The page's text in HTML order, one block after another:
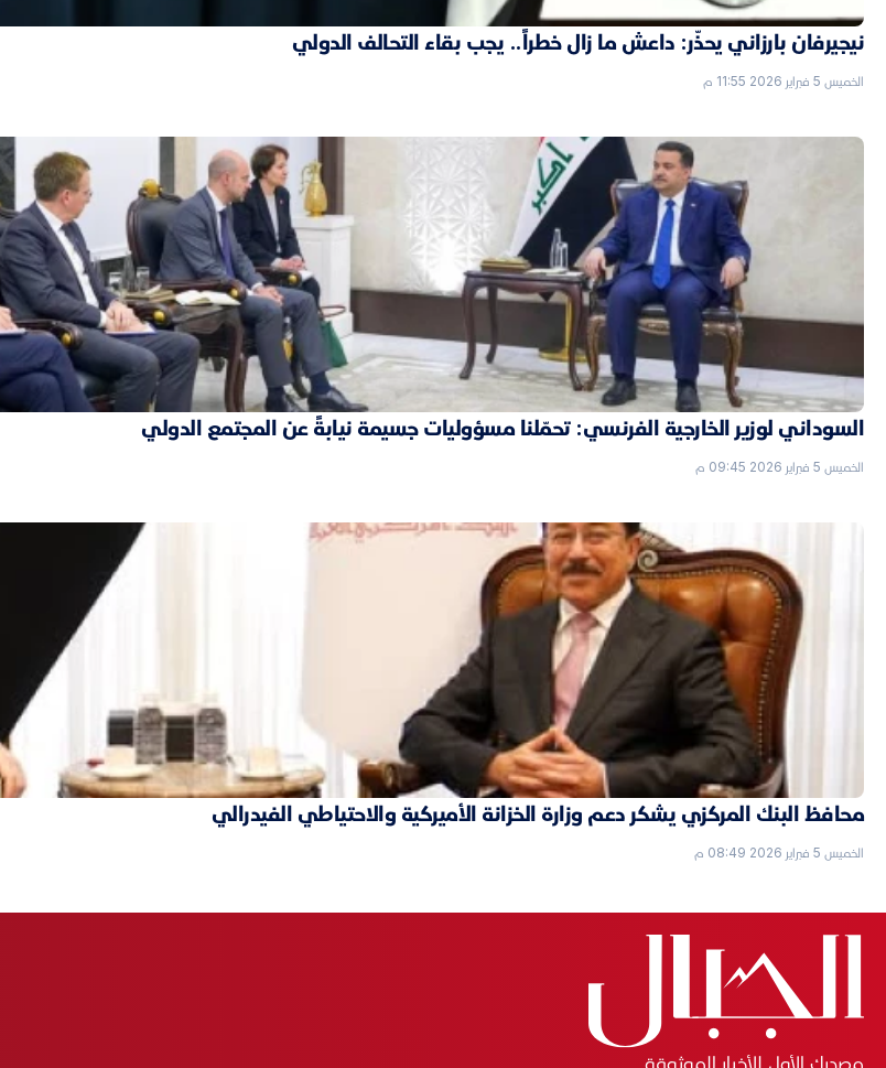
نيجيرفان بارزاني يحذّر: داعش ما زال خطراً.. يجب بقاء التحالف الدولي
الخميس 5 فبراير 2026 11:55 م
السوداني لوزير الخارجية الفرنسي: تحمّلنا مسؤوليات جسيمة نيابةً عن المجتمع الدولي
الخميس 5 فبراير 2026 09:45 م
محافظ البنك المركزي يشكر دعم وزارة الخزانة الأميركية والاحتياطي الفيدرالي
الخميس 5 فبراير 2026 08:49 م
مصدرك الأول للأخبار الموثوقة